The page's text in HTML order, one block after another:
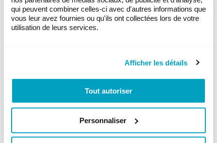
qui peuvent combiner celles-ci avec d'autres informations que
vous leur avez fournies ou qu'ils ont collectées lors de votre
utilisation de leurs services.
Afficher les détails
Tout autoriser
Personnaliser
dans tous les cas très intéressant pour
l’économie : « C’est aujourd’hui la
technologie la plus efficace et rentable,
100 millions de francs suisses
d’environ 2 TWh/an, sont en voie de
planification ou en attente de validation
par un jugement, tandis que la
Confédération construit la centrale à gaz
de Birr tout en suspendant